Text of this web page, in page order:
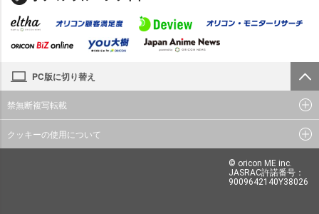
PC版に切り替え
禁無断複写転載
クッキーの使用について
© oricon ME inc.
JASRAC許諾番号：
9009642140Y38026